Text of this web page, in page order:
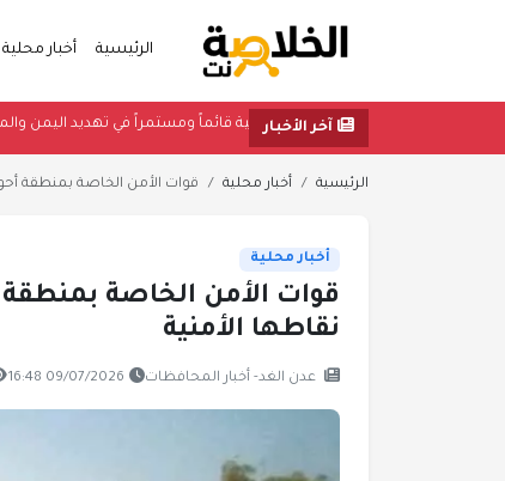
الرئيسية أخبار محلية
آخر الأخبار
ولا استقرار ما دام مشروع مليشيا الحوثي الإرهابية قائماً ومستمراً في
الرئيسية أخبار محلية قوات الأمن الخاصة بمنطقة
أخبار محلية
قوات الأمن الخاصة
نقاطها الأمنية
عدن الغد- أخبار المحافظات 09/07/2026 16:48